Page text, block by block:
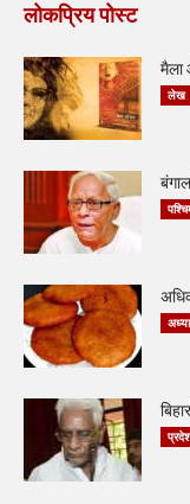
लोकप्रिय पोस्ट
मैला
लेख
प्रदेश